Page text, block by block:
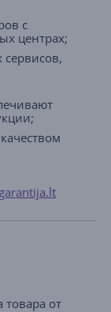
с
центрах;
от